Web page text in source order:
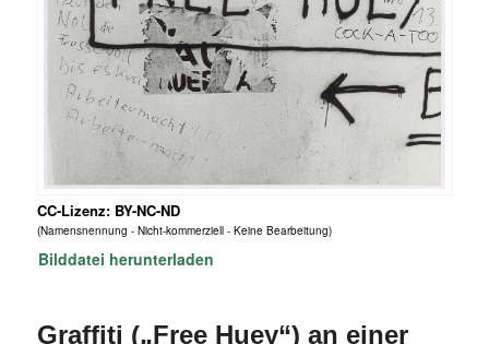
CC-Lizenz: BY-NC-ND
(Namensnennung - Nicht-kommerziell - Keine Bearbeitung)
Bilddatei herunterladen
Graffiti („Free Huey“) an einer